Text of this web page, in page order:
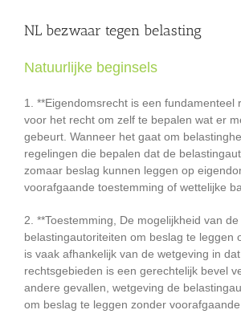
NL bezwaar tegen belasting
Natuurlijke beginsels
1. **Eigendomsrecht is een fundamenteel
voor het recht om zelf te bepalen wat er
gebeurt. Wanneer het gaat om
regelingen die bepalen dat de
zomaar beslag kunnen leggen op
voorafgaande toestemming of wettelijke
2. **Toestemming, De mogelijkheid van de
belastingautoriteiten om beslag te leggen
is vaak afhankelijk van de wetgeving in
rechtsgebieden is een gerechtelijk bevel
andere gevallen, wetgeving de
om beslag te leggen zonder